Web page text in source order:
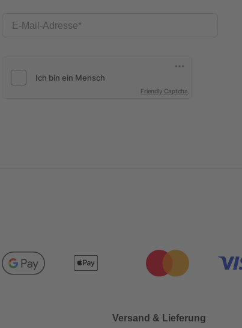
E-Mail-Adresse
Friendly Captcha
Versand & Lieferung